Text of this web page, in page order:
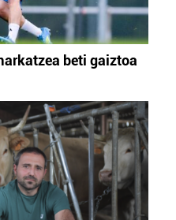
beti gaiztoa